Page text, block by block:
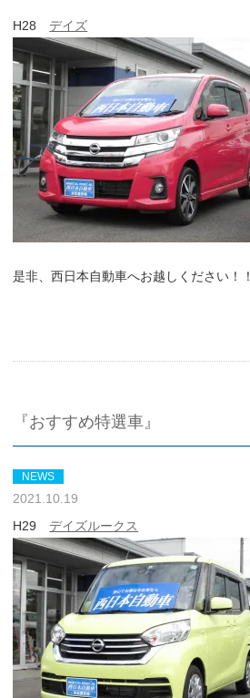
H28デイズ
是非、西日本自動車へお越しください！！
『おすすめ特選車』
NEWS
2021.10.19
H29デイズルークス